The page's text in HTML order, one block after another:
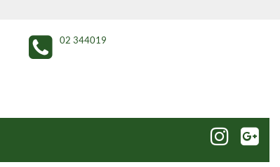
02 344019